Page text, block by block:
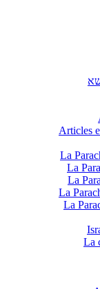
La
La
La
La
La
La